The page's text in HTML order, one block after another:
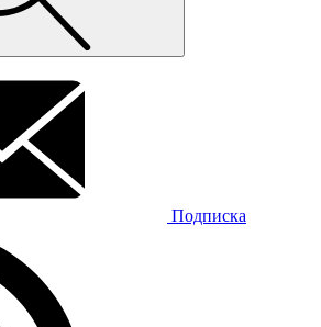
Подписка